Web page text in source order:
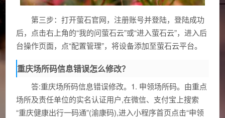
第三步：打开萤石官网，注册账号并登陆，登陆成功
后，点击右上角的“我的问萤石云”或“进入萤石云”，进入后
台操作页面，点“配置管理”，将设备添加至萤石云平台。
重庆场所码信息错误怎么修改？
答:重庆场所码信息错误修改。1. 申领场所码。由重点
场所及责任单位的实名认证用户,在微信、支付宝上搜索
“重庆健康出行一码通”(渝康码),进入小程序首页点击“申领